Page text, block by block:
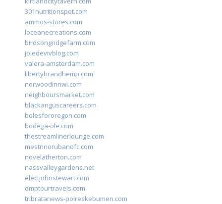
301nutritionspot.com
ammos-stores.com
loceanecreations.com
birdsongridgefarm.com
joiedevivblog.com
valera-amsterdam.com
libertybrandhemp.com
norwoodinnwi.com
neighboursmarket.com
blackanguscareers.com
bolesfororegon.com
bodega-ole.com
thestreamlinerlounge.com
mestrinorubanofc.com
novelatherton.com
nassvalleygardens.net
electjohnstewart.com
omptourtravels.com
tribratanews-polreskebumen.com